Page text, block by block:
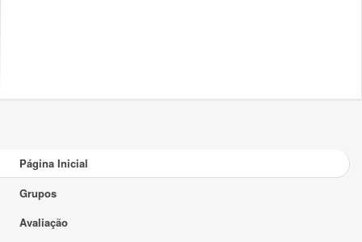
Página Inicial
Grupos
Avaliação